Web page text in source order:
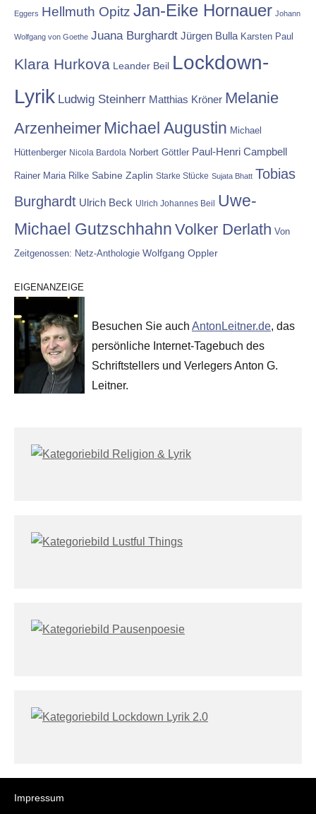
Eggers Hellmuth Opitz Jan-Eike Hornauer Johann
Wolfgang von Goethe Juana Burghardt Jürgen Bulla Karsten Paul
Klara Hurkova Leander Beil Lockdown-
Lyrik Ludwig Steinherr Matthias Kröner Melanie
Arzenheimer Michael Augustin Michael
Hüttenberger Nicola Bardola Norbert Göttler Paul-Henri Campbell
Rainer Maria Rilke Sabine Zaplin Starke Stücke Sujata Bhatt Tobias
Burghardt Ulrich Beck Ulrich Johannes Beil
Uwe-
Michael Gutzschhahn Volker Derlath Von
Zeitgenossen: Netz-Anthologie Wolfgang Oppler
EIGENANZEIGE
Besuchen Sie auch AntonLeitner.de, das
persönliche Internet-Tagebuch des
Schriftstellers und Verlegers Anton G.
Leitner.
Impressum